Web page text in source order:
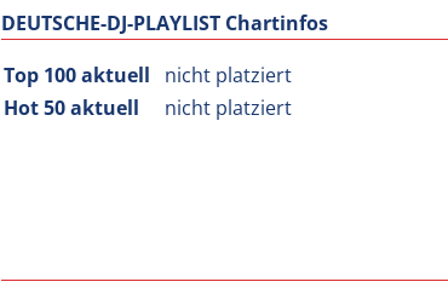
DEUTSCHE-DJ-PLAYLIST Chartinfos
Top 100 aktuell
nicht platziert
Hot 50 aktuell
nicht platziert